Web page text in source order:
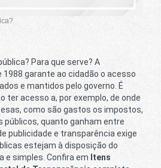
Para que serve? A
1988 garante ao cidadão o acesso
e mantidos pelo governo. É
ter acesso a, por exemplo, de onde
como são gastos os impostos,
públicos, quanto ganham entre
publicidade e transparência exige
estejam à disposição do
e simples. Confira em Itens